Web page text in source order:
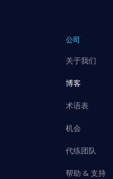
公司
关于我们
博客
术语表
机会
代练团队
帮助 & 支持